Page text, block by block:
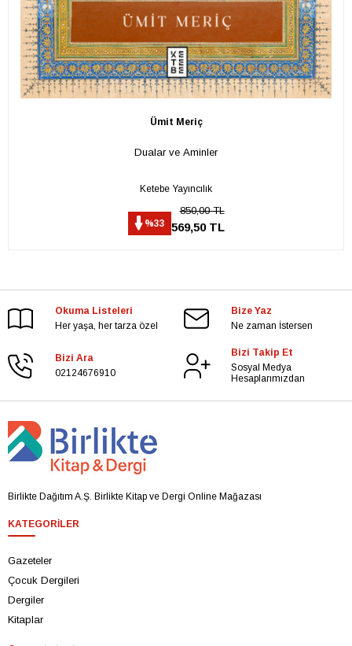
Ümit Meriç
Dualar ve Aminler
Ketebe Yayıncılık
%33
850,00 TL
569,50 TL
Okuma Listeleri
Her yaşa, her tarza özel
Bize Yaz
Ne zaman İstersen
Bizi Ara
02124676910
Bizi Takip Et
Sosyal Medya
Hesaplarımızdan
Birlikte Dağıtım A.Ş. Birlikte Kitap ve Dergi Online Mağazası
KATEGORILER
Gazeteler
Çocuk Dergileri
Dergiler
Kitaplar